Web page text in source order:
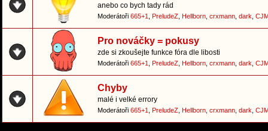
anebo co bych tady rád
Moderátoři 665+1 PreludeZ Hellborn crxmann dark
Pro nováčky = pokusy
zde si zkoušejte funkce fóra dle libosti
Moderátoři 665+1 PreludeZ Hellborn crxmann dark
Chyby
malé i velké errory
Moderátoři 665+1 PreludeZ Hellborn crxmann dark